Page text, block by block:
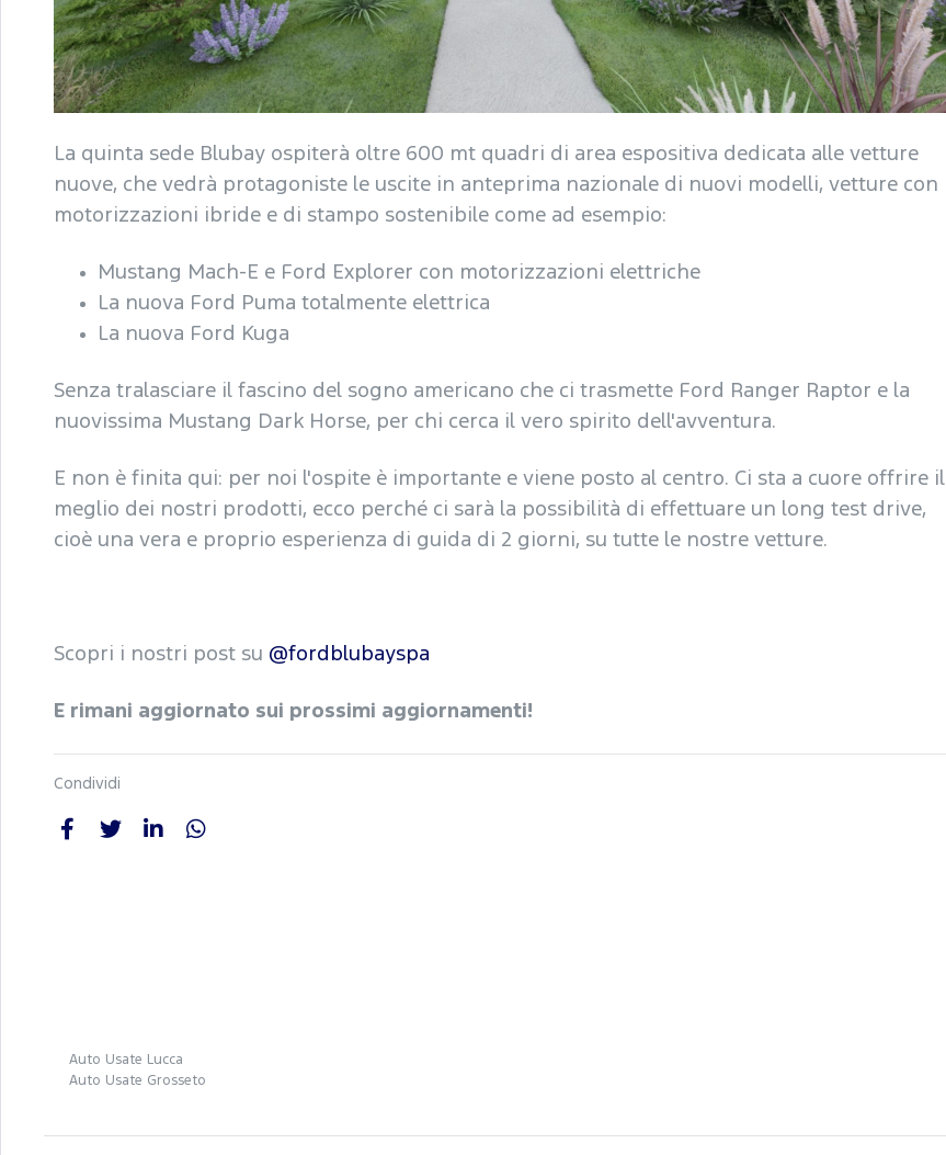
La quinta sede Blubay ospiterà oltre 600 mt quadri di area espositiva dedicata alle vetture
nuove, che vedrà protagoniste le uscite in anteprima nazionale di nuovi modelli, vetture con
motorizzazioni ibride e di stampo sostenibile come ad esempio:
Mustang Mach-E e Ford Explorer con motorizzazioni elettriche
La nuova Ford Puma totalmente elettrica
La nuova Ford Kuga
Senza tralasciare il fascino del sogno americano che ci trasmette Ford Ranger Raptor e la
nuovissima Mustang Dark Horse, per chi cerca il vero spirito dell'avventura.
E non è finita qui: per noi l'ospite è importante e viene posto al centro. Ci sta a cuore offrire il
meglio dei nostri prodotti, ecco perché ci sarà la possibilità di effettuare un long test drive,
cioè una vera e proprio esperienza di guida di 2 giorni, su tutte le nostre vetture.
Scopri i nostri post su @fordblubayspa
E rimani aggiornato sui prossimi aggiornamenti!
Condividi
Auto Usate Lucca
Auto Usate Grosseto